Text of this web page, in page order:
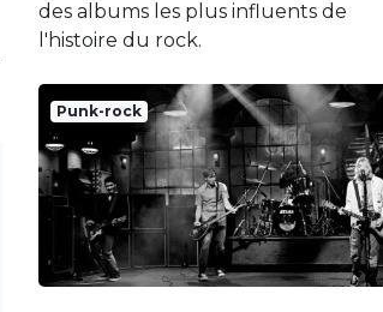
des albums les plus influents de
l'histoire du rock.
Punk-rock